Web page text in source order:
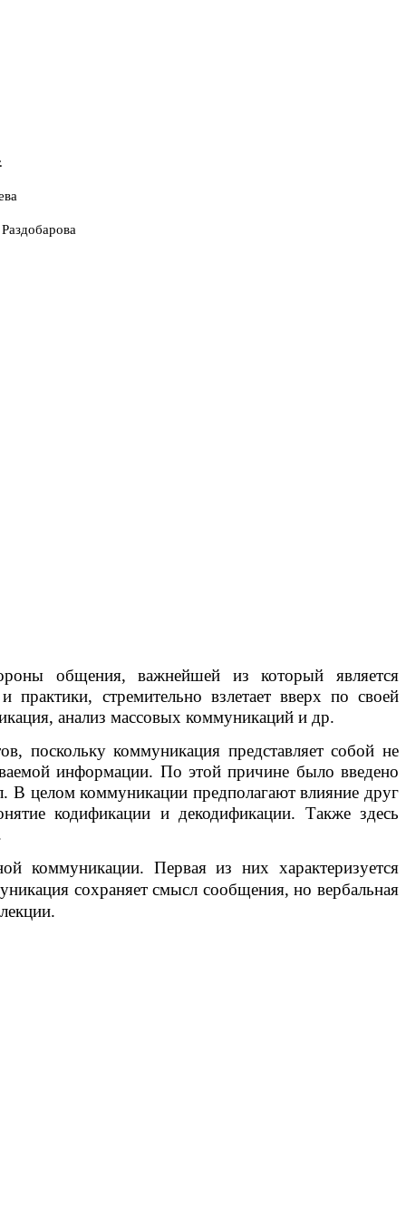
общения, важнейшей из который является
стремительно взлетает вверх по своей
анализ массовых коммуникаций и др.
поскольку коммуникация представляет собой не
информации. По этой причине было введено
В целом коммуникации предполагают влияние друг
кодификации и декодификации. Также здесь
коммуникации. Первая из них характеризуется
сохраняет смысл сообщения, но вербальная